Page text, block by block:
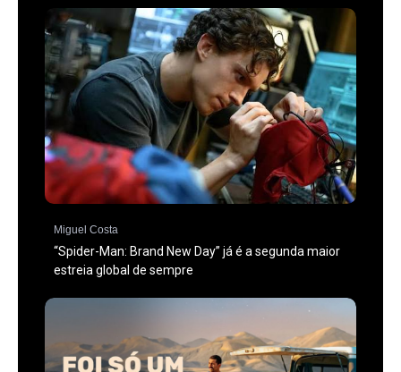
Miguel Costa
“Spider-Man: Brand New Day” já é a segunda maior
estreia global de sempre